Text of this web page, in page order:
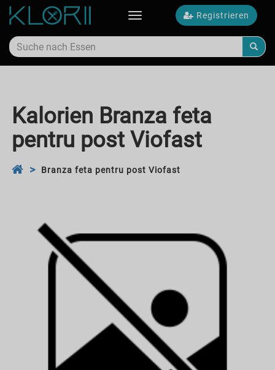
Registrieren
Toggle
Kalorien Branza feta
pentru post Viofast
Branza feta pentru post Viofast